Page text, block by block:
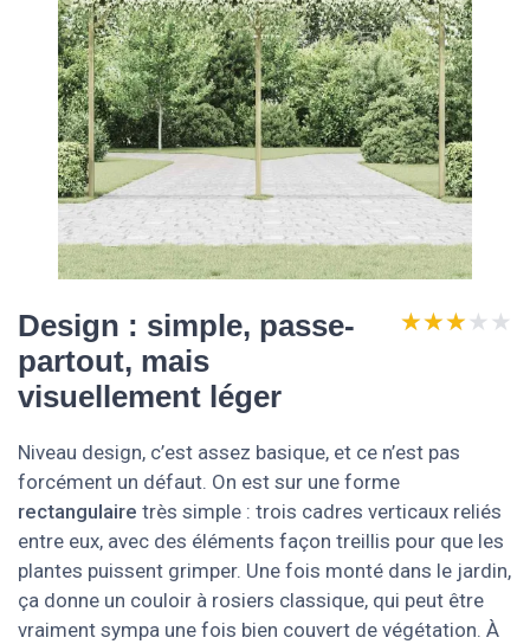
Design : simple, passe-
partout, mais
visuellement léger
★★★★★
★★★★★
Niveau design, c’est assez basique, et ce n’est pas
forcément un défaut. On est sur une forme
rectangulaire très simple : trois cadres verticaux reliés
entre eux, avec des éléments façon treillis pour que les
plantes puissent grimper. Une fois monté dans le jardin,
ça donne un couloir à rosiers classique, qui peut être
vraiment sympa une fois bien couvert de végétation. À